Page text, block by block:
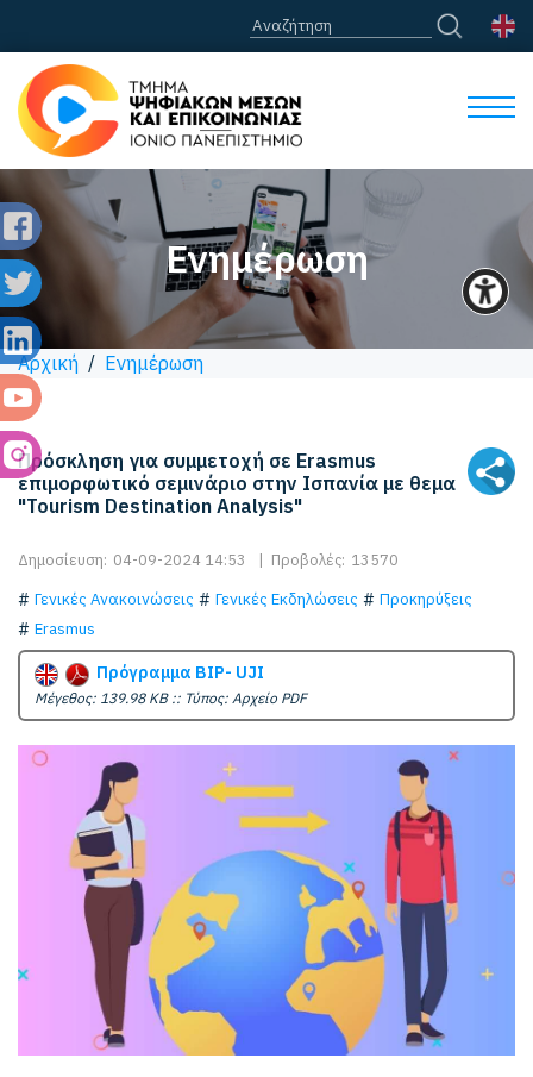
Ενημέρωση
Αρχική / Ενημέρωση
Πρόσκληση για συμμετοχή σε Erasmus
επιμορφωτικό σεμινάριο στην Ισπανία με θεμα
"Tourism Destination Analysis"
Δημοσίευση: 04-09-2024 14:53 | Προβολές: 13570
Γενικές Ανακοινώσεις Γενικές Εκδηλώσεις
Προκηρύξεις
Erasmus
Πρόγραμμα BIP- UJI
Mέγεθος: 139.98 KB :: Τύπος: Αρχείο PDF